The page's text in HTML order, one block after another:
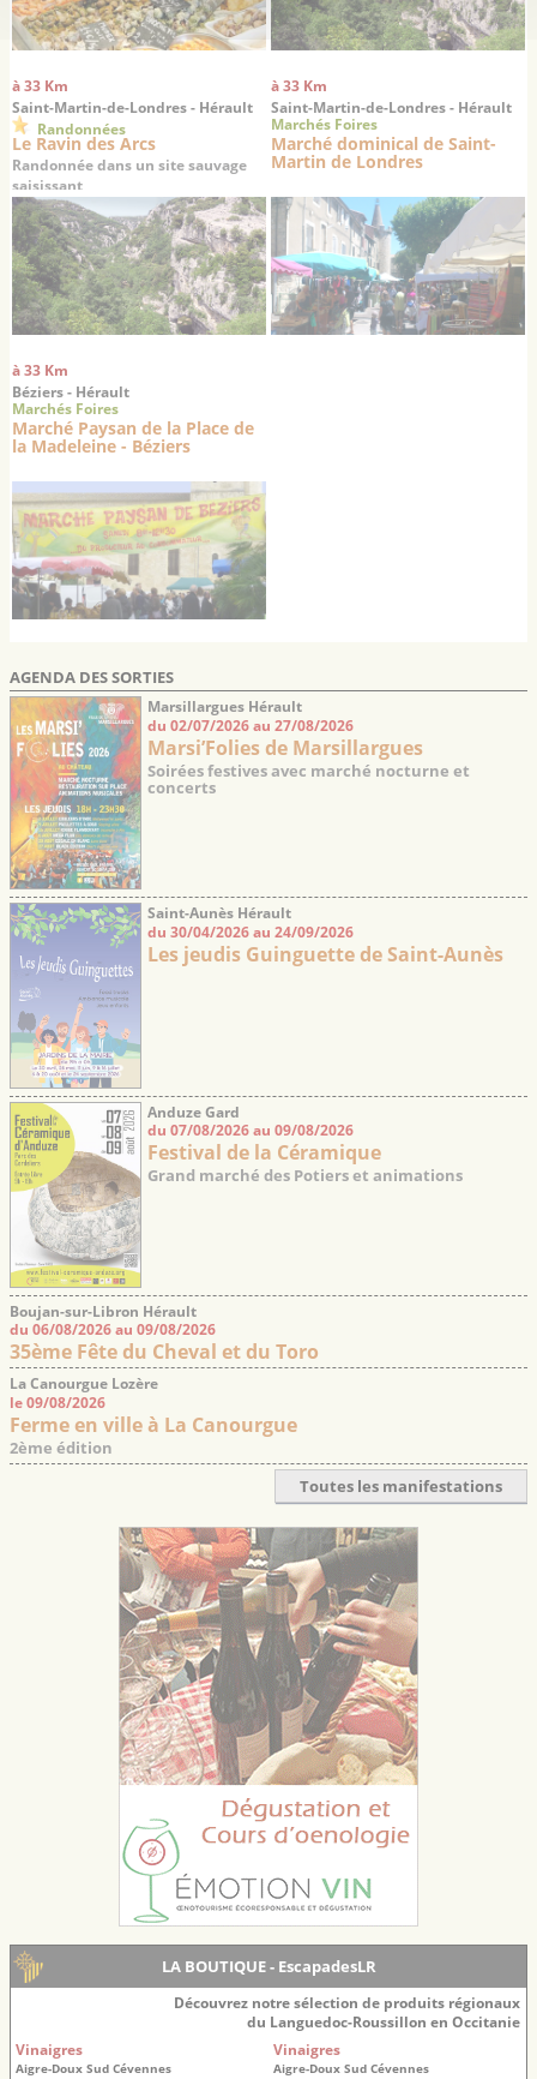
à 33 Km
Saint-Martin-de-Londres - Hérault
Randonnées
Le Ravin des Arcs
Randonnée dans un site sauvage
saisissant
à 33 Km
Saint-Martin-de-Londres - Hérault
Marchés Foires
Marché dominical de Saint-
Martin de Londres
à 33 Km
Béziers - Hérault
Marchés Foires
Marché Paysan de la Place de
la Madeleine - Béziers
AGENDA DES SORTIES
Marsillargues Hérault
du 02/07/2026 au 27/08/2026
Marsi’Folies de Marsillargues
Soirées festives avec marché nocturne et
concerts
Saint-Aunès Hérault
du 30/04/2026 au 24/09/2026
Les jeudis Guinguette de Saint-Aunès
Anduze Gard
du 07/08/2026 au 09/08/2026
Festival de la Céramique
Grand marché des Potiers et animations
Boujan-sur-Libron Hérault
du 06/08/2026 au 09/08/2026
35ème Fête du Cheval et du Toro
La Canourgue Lozère
le 09/08/2026
Ferme en ville à La Canourgue
2ème édition
Toutes les manifestations
LA BOUTIQUE - EscapadesLR
Découvrez notre sélection de produits régionaux
du Languedoc-Roussillon en Occitanie
Vinaigres
Aigre-Doux Sud Cévennes
Vinaigres
Aigre-Doux Sud Cévennes